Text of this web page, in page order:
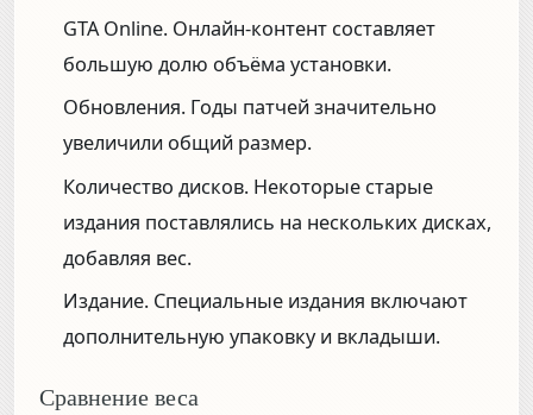
GTA Online. Онлайн-контент составляет
большую долю объёма установки.
Обновления. Годы патчей значительно
увеличили общий размер.
Количество дисков. Некоторые старые
издания поставлялись на нескольких дисках,
добавляя вес.
Издание. Специальные издания включают
дополнительную упаковку и вкладыши.
Сравнение веса